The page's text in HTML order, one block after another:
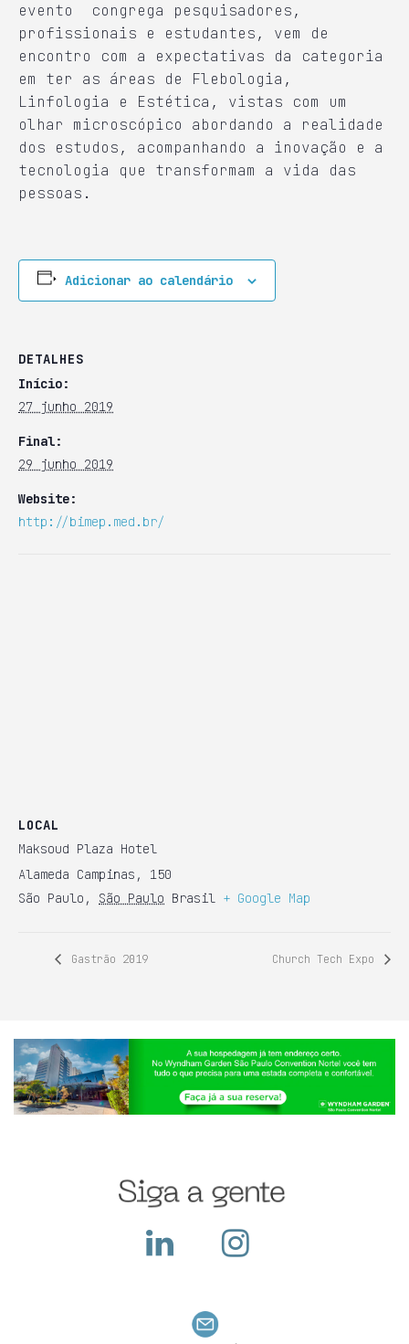
evento congrega pesquisadores,
profissionais e estudantes, vem de
encontro com a expectativas da categoria
em ter as áreas de Flebologia,
Linfologia e Estética, vistas com um
olhar microscópico abordando a realidade
dos estudos, acompanhando a inovação e a
tecnologia que transformam a vida das
pessoas.
Adicionar ao calendário
DETALHES
Início:
27 junho 2019
Final:
29 junho 2019
Website:
http://bimep.med.br/
LOCAL
Maksoud Plaza Hotel
Alameda Campinas, 150
São Paulo , São Paulo Brasil + Google Map
Gastrão 2019 Church Tech Expo